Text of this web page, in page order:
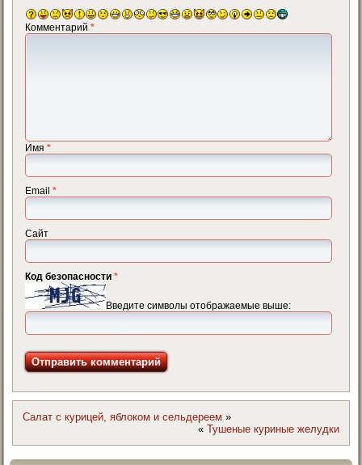
Комментарий*
Имя*
Email*
Сайт
Код безопасности*
Введите символы отображаемые выше:
Салат с курицей, яблоком и сельдереем »
« Тушеные куриные желудки